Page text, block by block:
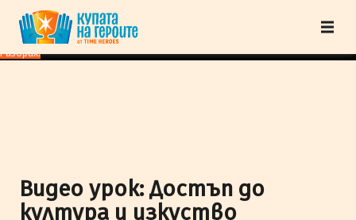
"Купата на героите" от TimeHeroes ползва cookies, за да осигурим по-
добро представяне на сайта и да подобрим Вашето преживяване.Научи
повече
Разбрах!
Видео урок: Достъп до
култура и изкуство